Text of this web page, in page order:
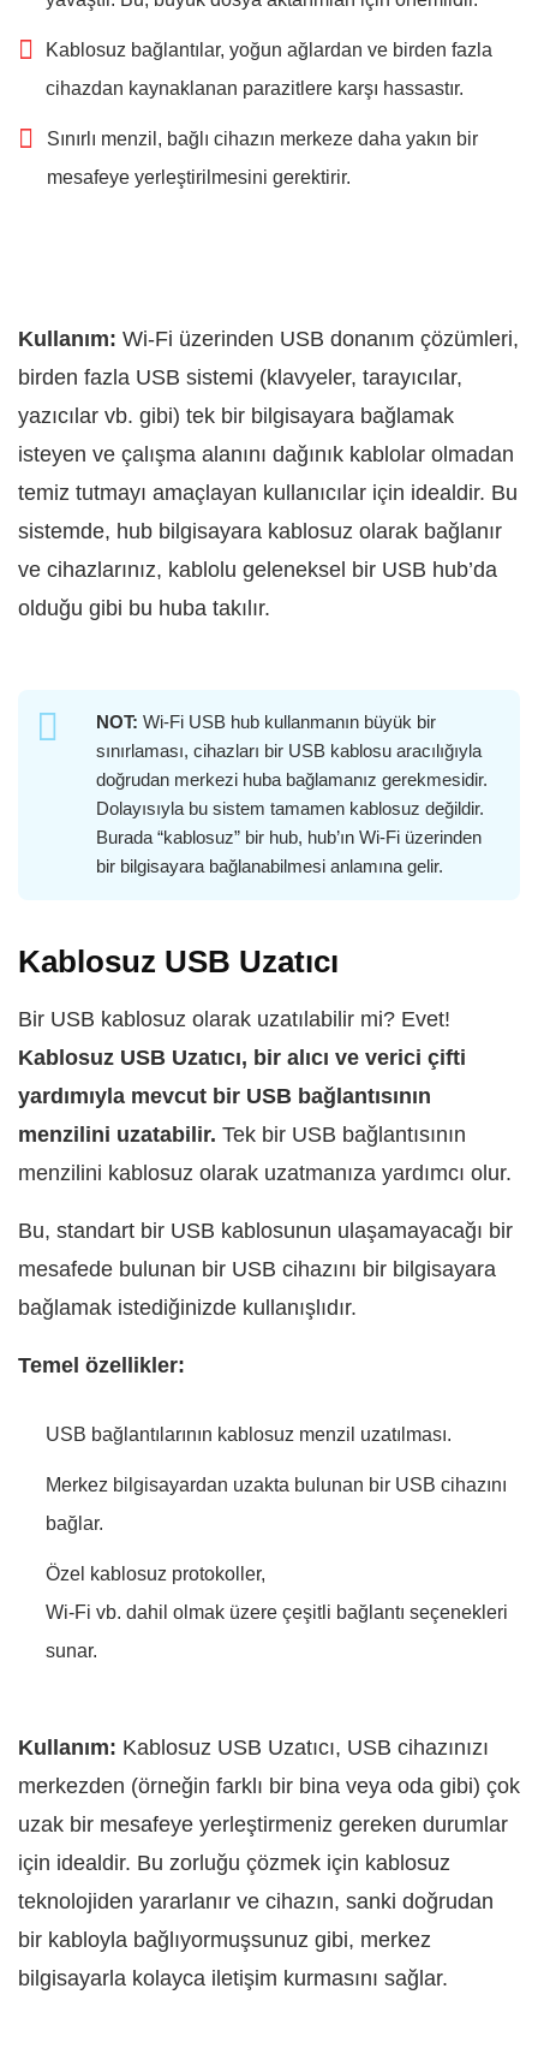
Kablosuz bağlantılar, yoğun ağlardan ve birden fazla
cihazdan kaynaklanan parazitlere karşı hassastır.
Sınırlı menzil, bağlı cihazın merkeze daha yakın bir
mesafeye yerleştirilmesini gerektirir.
Kullanım: Wi-Fi üzerinden USB donanım çözümleri,
birden fazla USB sistemi (klavyeler, tarayıcılar,
yazıcılar vb. gibi) tek bir bilgisayara bağlamak
isteyen ve çalışma alanını dağınık kablolar olmadan
temiz tutmayı amaçlayan kullanıcılar için idealdir. Bu
sistemde, hub bilgisayara kablosuz olarak bağlanır
ve cihazlarınız, kablolu geleneksel bir USB hub’da
olduğu gibi bu huba takılır.
NOT: Wi-Fi USB hub kullanmanın büyük bir
sınırlaması, cihazları bir USB kablosu aracılığıyla
doğrudan merkezi huba bağlamanız gerekmesidir.
Dolayısıyla bu sistem tamamen kablosuz değildir.
Burada “kablosuz” bir hub, hub’ın Wi-Fi üzerinden
bir bilgisayara bağlanabilmesi anlamına gelir.
Kablosuz USB Uzatıcı
Bir USB kablosuz olarak uzatılabilir mi? Evet!
Kablosuz USB Uzatıcı, bir alıcı ve verici çifti
yardımıyla mevcut bir USB bağlantısının
menzilini uzatabilir. Tek bir USB bağlantısının
menzilini kablosuz olarak uzatmanıza yardımcı olur.
Bu, standart bir USB kablosunun ulaşamayacağı bir
mesafede bulunan bir USB cihazını bir bilgisayara
bağlamak istediğinizde kullanışlıdır.
Temel özellikler:
USB bağlantılarının kablosuz menzil uzatılması.
Merkez bilgisayardan uzakta bulunan bir USB cihazını
bağlar.
Özel kablosuz protokoller,
Wi-Fi vb. dahil olmak üzere çeşitli bağlantı seçenekleri
sunar.
Kullanım: Kablosuz USB Uzatıcı, USB cihazınızı
merkezden (örneğin farklı bir bina veya oda gibi) çok
uzak bir mesafeye yerleştirmeniz gereken durumlar
için idealdir. Bu zorluğu çözmek için kablosuz
teknolojiden yararlanır ve cihazın, sanki doğrudan
bir kabloyla bağlıyormuşsunuz gibi, merkez
bilgisayarla kolayca iletişim kurmasını sağlar.